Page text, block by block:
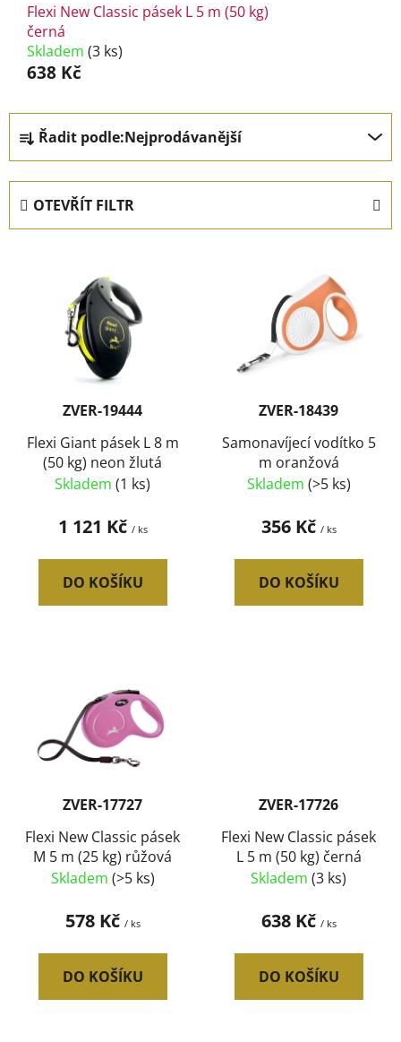
Flexi New Classic pásek L 5 m (50 kg)
černá
Skladem (3 ks)
638 Kč
Ř
a
z
e
n
í
Řadit podle:Nejprodávanější
OTEVŘÍT FILTR
ZVER-19444
Flexi Giant pásek L 8 m
(50 kg) neon žlutá
Skladem (1 ks)
1 121 Kč / ks
DO KOŠÍKU
ZVER-18439
Samonavíjecí vodítko 5
m oranžová
Skladem (>5 ks)
356 Kč / ks
DO KOŠÍKU
ZVER-17727
Flexi New Classic pásek
M 5 m (25 kg) růžová
Skladem (>5 ks)
578 Kč / ks
DO KOŠÍKU
ZVER-17726
Flexi New Classic pásek
L 5 m (50 kg) černá
Skladem (3 ks)
638 Kč / ks
DO KOŠÍKU